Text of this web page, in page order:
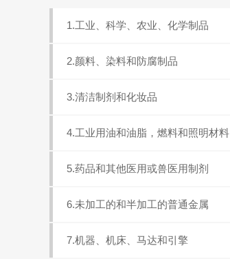
1.工业、科学、农业、化学制品
2.颜料、染料和防腐制品
3.清洁制剂和化妆品
4.工业用油和油脂，燃料和照明材料
5.药品和其他医用或兽医用制剂
6.未加工的和半加工的普通金属
7.机器、机床、马达和引擎